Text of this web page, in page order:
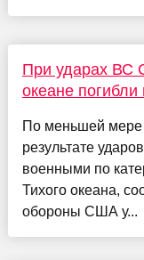
При ударах ВС
океане
По меньшей мере
результате
военными по
Тихого океана,
обороны США у...